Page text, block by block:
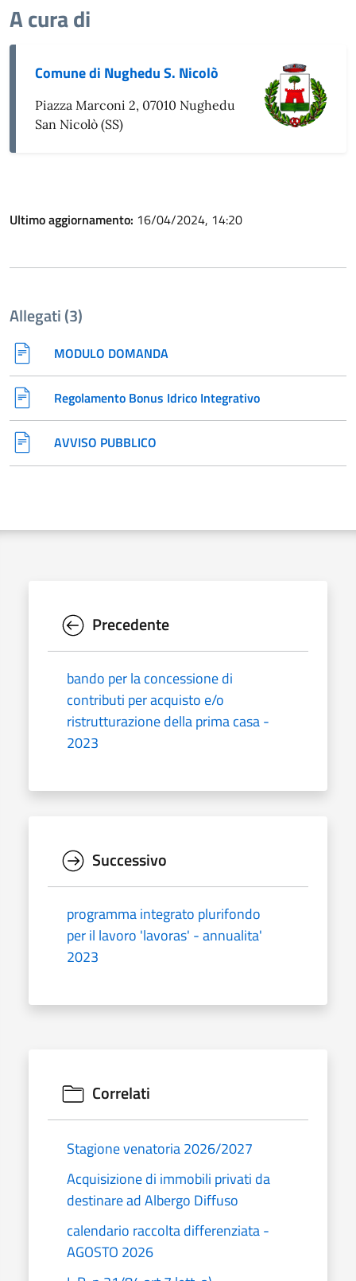
A cura di
Comune di Nughedu S. Nicolò
Piazza Marconi 2, 07010 Nughedu
San Nicolò (SS)
Ultimo aggiornamento: 16/04/2024, 14:20
Allegati (3)
MODULO DOMANDA
Regolamento Bonus Idrico Integrativo
AVVISO PUBBLICO
Precedente
bando per la concessione di
contributi per acquisto e/o
ristrutturazione della prima casa -
2023
Successivo
programma integrato plurifondo
per il lavoro 'lavoras' - annualita'
2023
Correlati
Stagione venatoria 2026/2027
Acquisizione di immobili privati da
destinare ad Albergo Diffuso
calendario raccolta differenziata -
AGOSTO 2026